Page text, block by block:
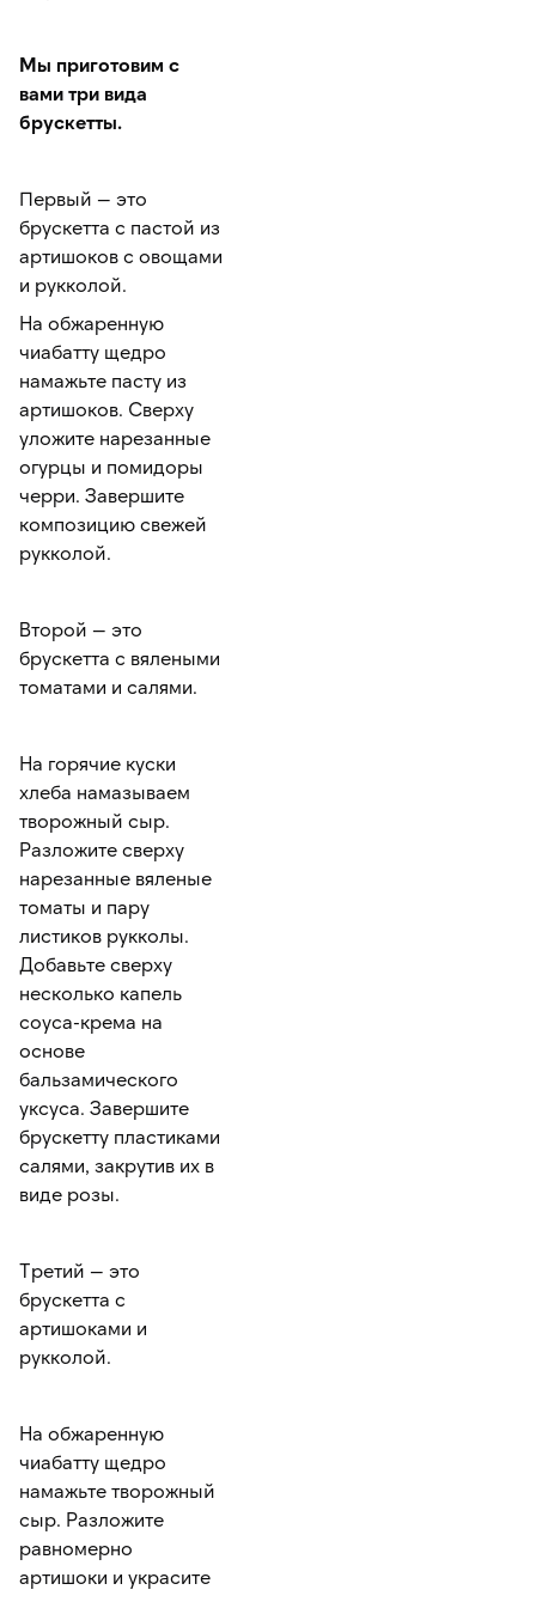
Мы приготовим с
вами три вида
брускетты.
Первый — это
брускетта с пастой из
артишоков с овощами
и рукколой.
На обжаренную
чиабатту щедро
намажьте пасту из
артишоков. Сверху
уложите нарезанные
огурцы и помидоры
черри. Завершите
композицию свежей
рукколой.
Второй — это
брускетта с вялеными
томатами и салями.
На горячие куски
хлеба намазываем
творожный сыр.
Разложите сверху
нарезанные вяленые
томаты и пару
листиков рукколы.
Добавьте сверху
несколько капель
соуса-крема на
основе
бальзамического
уксуса. Завершите
брускетту пластиками
салями, закрутив их в
виде розы.
Третий — это
брускетта с
артишоками и
рукколой.
На обжаренную
чиабатту щедро
намажьте творожный
сыр. Разложите
равномерно
артишоки и украсите